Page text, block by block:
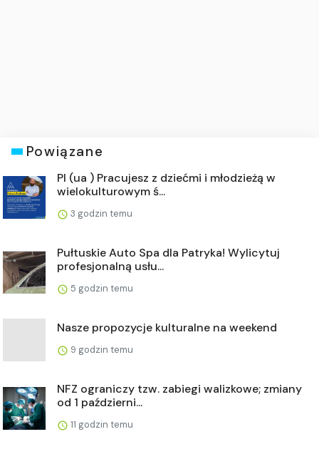
Powiązane
Pl (ua ) Pracujesz z dziećmi i młodzieżą w
wielokulturowym ś...
3 godzin temu
Pułtuskie Auto Spa dla Patryka! Wylicytuj
profesjonalną usłu...
5 godzin temu
Nasze propozycje kulturalne na weekend
9 godzin temu
NFZ ograniczy tzw. zabiegi walizkowe; zmiany
od 1 październi...
11 godzin temu